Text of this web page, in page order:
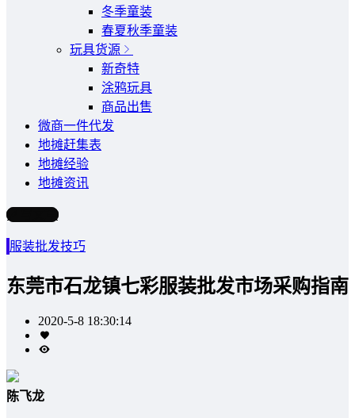
冬季童装
春夏秋季童装
玩具货源
新奇特
涂鸦玩具
商品出售
微商一件代发
地摊赶集表
地摊经验
地摊资讯
写文章
服装批发技巧
东莞市石龙镇七彩服装批发市场采购指南
2020-5-8 18:30:14
陈飞龙